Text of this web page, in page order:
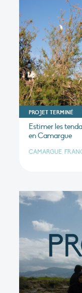
PROJET TERMINÉ
Estimer les
en Camargue
CAMARGUE,